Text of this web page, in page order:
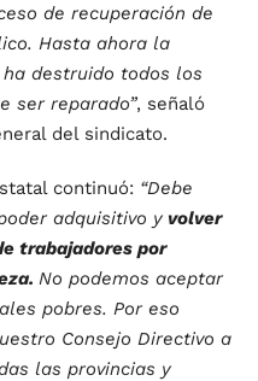
de recuperación de
Hasta ahora la
destruido todos los
ser reparado”, señaló
del sindicato.
continuó: “Debe
adquisitivo yvolver
trabajadores por
No podemos aceptar
pobres. Por eso
Consejo Directivo a
las provincias y